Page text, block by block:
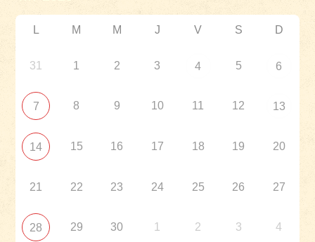
L M M J V S D
31 1 2 3 4 5 6
7 8 9 10 11 12 13
14 15 16 17 18 19 20
21 22 23 24 25 26 27
28 29 30 1 2 3 4